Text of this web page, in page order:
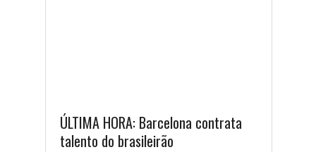
ÚLTIMA HORA: Barcelona contrata
talento do brasileirão